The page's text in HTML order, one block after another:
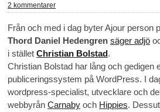
2 kommentarer
Från och med i dag byter Ajour person
Thord Daniel Hedengren säger adjö
i stället Christian Bolstad.
Christian Bolstad har lång och gedigen
publiceringssystem på WordPress. I
wordpress-specialist, utvecklare och
webbyrån Carnaby och Hippies.